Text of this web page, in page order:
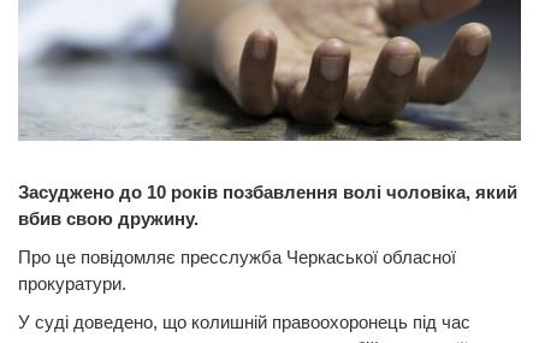
Засуджено до 10 років позбавлення волі чоловіка, який
вбив свою дружину.
Про це повідомляє пресслужба Черкаської обласної
прокуратури.
У суді доведено, що колишній правоохоронець під час